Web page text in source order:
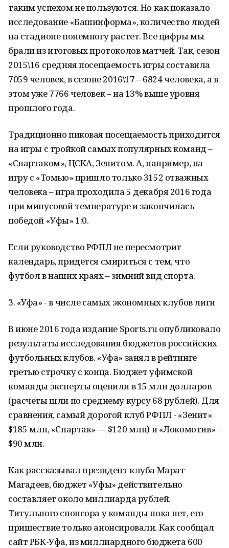
таким успехом не пользуются. Но как показало
исследование «Башинформа», количество людей
на стадионе понемногу растет. Все цифры мы
брали из итоговых протоколов матчей. Так, сезон
2015\16 средняя посещаемость игры составила
7059 человек, в сезоне 2016\17 – 6824 человека, а в
этом уже 7766 человек – на 13% выше уровня
прошлого года.
Традиционно пиковая посещаемость приходится
на игры с тройкой самых популярных команд –
«Спартаком», ЦСКА, Зенитом. А, например, на
игру с «Томью» пришло только 3152 отважных
человека – игра проходила 5 декабря 2016 года
при минусовой температуре и закончилась
победой «Уфы» 1:0.
Если руководство РФПЛ не пересмотрит
календарь, придется смириться с тем, что
футбол в наших краях – зимний вид спорта.
3. «Уфа» - в числе самых экономных клубов лиги
В июне 2016 года издание Sports.ru опубликовало
результаты исследования бюджетов российских
футбольных клубов. «Уфа» занял в рейтинге
третью строчку с конца. Бюджет уфимской
команды эксперты оценили в 15 млн долларов
(расчеты шли по среднему курсу 68 рублей). Для
сравнения, самый дорогой клуб РФПЛ - «Зенит»
$185 млн, «Спартак» — $120 млн) и «Локомотив» -
$90 млн.
Как рассказывал президент клуба Марат
Магадеев, бюджет «Уфы» действительно
составляет около миллиарда рублей.
Титульного спонсора у команды пока нет, его
пришествие только анонсировали. Как сообщал
сайт РБК-Уфа, из миллиардного бюджета 600